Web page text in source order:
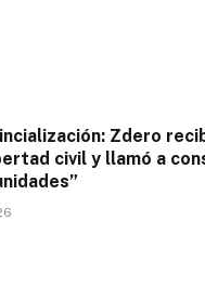
Zdero
civil y llamó a